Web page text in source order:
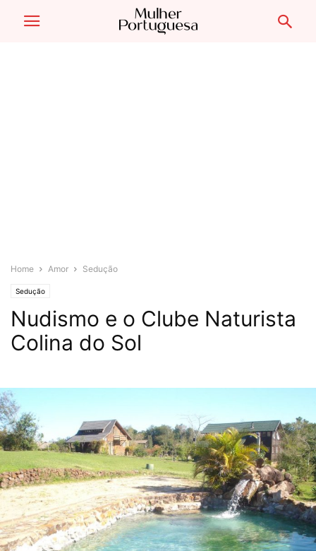
Home Amor Sedução
Sedução
Nudismo e o Clube Naturista
Colina do Sol